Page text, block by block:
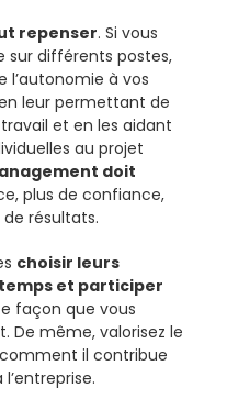
repenser. Si vous
sur différents postes,
l’autonomie à vos
leur permettant de
et en les aidant
au projet
doit
plus de confiance,
résultats.
choisir leurs
et participer
façon que vous
De même, valorisez le
il contribue